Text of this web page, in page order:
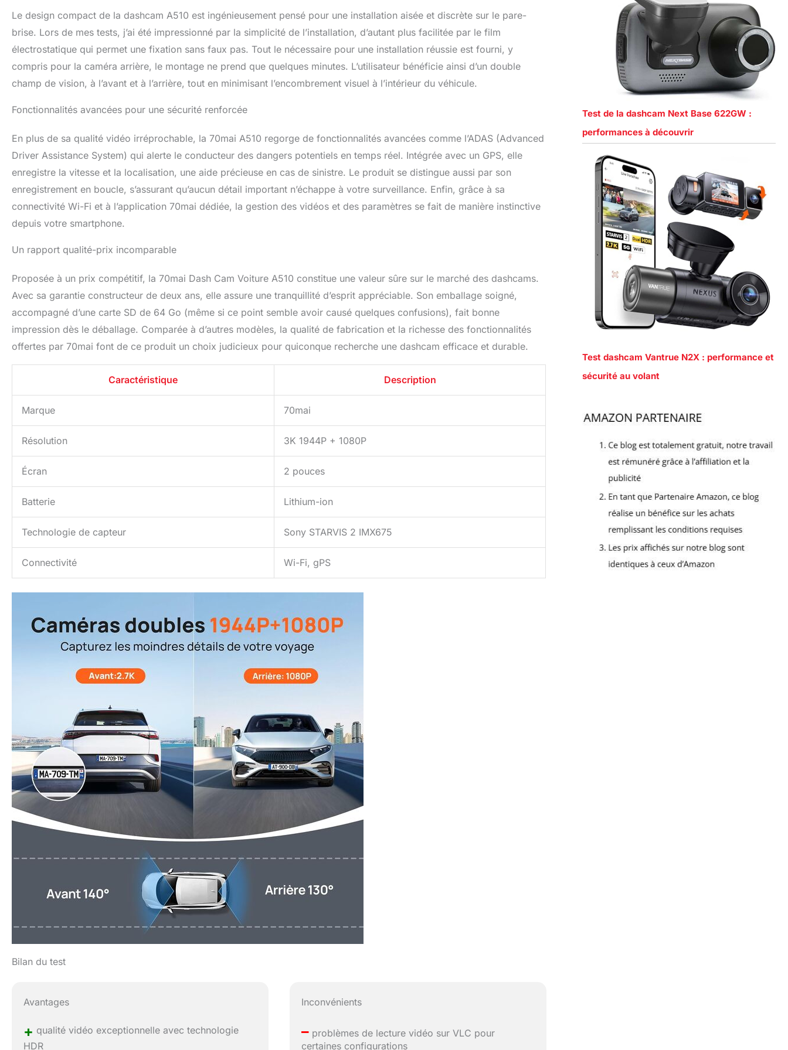
tous les paramètres en quelques clics, visualisez les séquences et sauvegardez
vos meilleurs moments directement depuis votre canapé. Une gestion
ultra‑pratique, idéale pour les conducteurs connectés.
Le design compact de la dashcam A510 est ingénieusement pensé pour une installation aisée et discrète sur le pare-
brise. Lors de mes tests, j’ai été impressionné par la simplicité de l’installation, d’autant plus facilitée par le film
électrostatique qui permet une fixation sans faux pas. Tout le nécessaire pour une installation réussie est fourni, y
compris pour la caméra arrière, le montage ne prend que quelques minutes. L’utilisateur bénéficie ainsi d’un double
champ de vision, à l’avant et à l’arrière, tout en minimisant l’encombrement visuel à l’intérieur du véhicule.
Fonctionnalités avancées pour une sécurité renforcée
En plus de sa qualité vidéo irréprochable, la 70mai A510 regorge de fonctionnalités avancées comme l’ADAS (Advanced
Driver Assistance System) qui alerte le conducteur des dangers potentiels en temps réel. Intégrée avec un GPS, elle
enregistre la vitesse et la localisation, une aide précieuse en cas de sinistre. Le produit se distingue aussi par son
enregistrement en boucle, s’assurant qu’aucun détail important n’échappe à votre surveillance. Enfin, grâce à sa
connectivité Wi-Fi et à l’application 70mai dédiée, la gestion des vidéos et des paramètres se fait de manière instinctive
depuis votre smartphone.
Un rapport qualité-prix incomparable
Proposée à un prix compétitif, la 70mai Dash Cam Voiture A510 constitue une valeur sûre sur le marché des dashcams.
Avec sa garantie constructeur de deux ans, elle assure une tranquillité d’esprit appréciable. Son emballage soigné,
accompagné d’une carte SD de 64 Go (même si ce point semble avoir causé quelques confusions), fait bonne
impression dès le déballage. Comparée à d’autres modèles, la qualité de fabrication et la richesse des fonctionnalités
offertes par 70mai font de ce produit un choix judicieux pour quiconque recherche une dashcam efficace et durable.
Caractéristique Description
Marque 70mai
Résolution 3K 1944P + 1080P
Écran 2 pouces
Batterie Lithium-ion
Technologie de capteur Sony STARVIS 2 IMX675
Connectivité Wi-Fi, gPS
Bilan du test
Avantages
+ qualité vidéo exceptionnelle avec technologie
HDR
Inconvénients
– problèmes de lecture vidéo sur VLC pour
certaines configurations
Test de la dashcam Next Base 622GW :
performances à découvrir
Test dashcam Vantrue N2X : performance et
sécurité au volant